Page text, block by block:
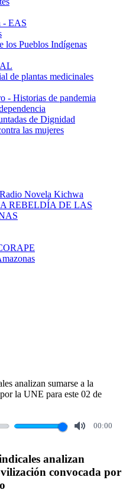
- EAS
los Pueblos Indígenas
de plantas medicinales
- Historias de pandemia
de Dignidad
las mujeres
Novela Kichwa
REBELDÍA DE LAS
00:00
analizan
convocada por